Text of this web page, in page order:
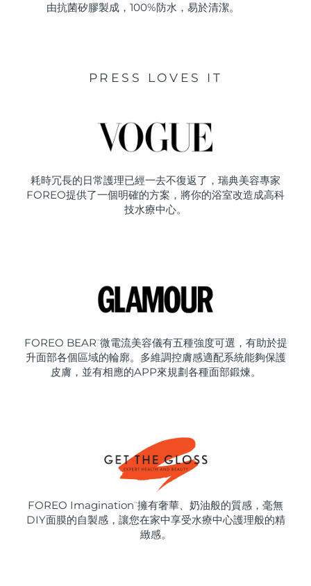
由抗菌矽膠製成，100%防水，易於清潔。
PRESS LOVES IT
耗時冗長的日常護理已經一去不復返了，瑞典美容專家
FOREO提供了一個明確的方案，將你的浴室改造成高科
技水療中心。
FOREO BEAR ™ 微電流美容儀有五種強度可選，有助於提
升面部各個區域的輪廓。多維調控膚感適配系統能夠保護
皮膚，並有相應的APP來規劃各種面部鍛煉。
FOREO Imagination ™ 擁有奢華、奶油般的質感，毫無
DIY面膜的自製感，讓您在家中享受水療中心護理般的精
緻感。